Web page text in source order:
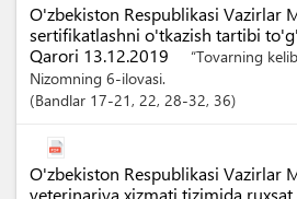
O'zbekiston Respublikasi Vazirlar
sertifikatlashni o'tkazish tartibi
Qarori 13.12.2019
“Tovarning
Nizomning 6-ilovasi.
Bandlar 17-21 , 22, 28-32, 36
O'zbekiston Respublikasi Vazirlar
veterinariya xizmati tizimida